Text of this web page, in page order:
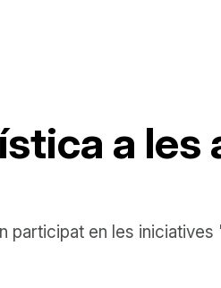
a les
participat en les